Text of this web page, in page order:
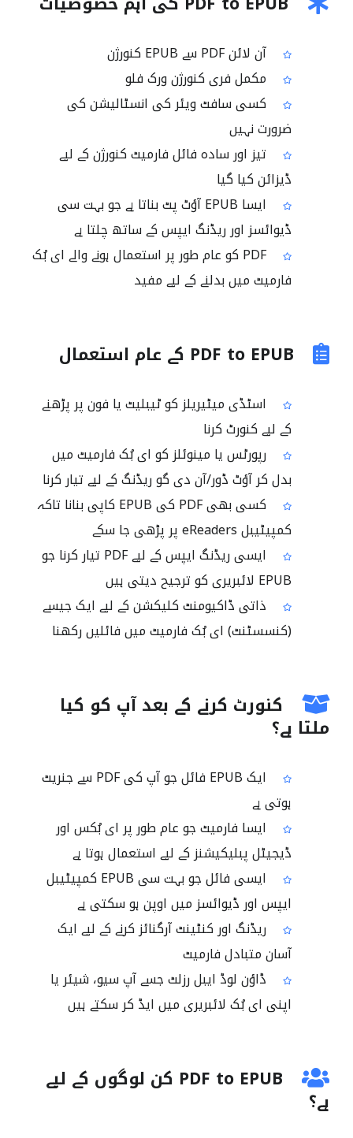
آن لائن PDF سے EPUB کنورژن
مکمل فری کنورژن ورک فلو
کسی سافٹ ویئر کی انسٹالیشن کی
ضرورت نہیں
تیز اور سادہ فائل فارمیٹ کنورژن کے لیے
ڈیزائن کیا گیا
ایسا EPUB آؤٹ پٹ بناتا ہے جو بہت سی
ڈیوائسز اور ریڈنگ ایپس کے ساتھ چلتا ہے
PDF کو عام طور پر استعمال ہونے والے ای بُک
فارمیٹ میں بدلنے کے لیے مفید
PDF to EPUB کے عام استعمال
اسٹڈی میٹیریلز کو ٹیبلیٹ یا فون پر پڑھنے
کے لیے کنورٹ کرنا
رپورٹس یا مینوئلز کو ای بُک فارمیٹ میں
بدل کر آؤٹ ڈور/آن دی گو ریڈنگ کے لیے تیار کرنا
کسی بھی PDF کی EPUB کاپی بنانا تاکہ
کمپیٹیبل eReaders پر پڑھی جا سکے
ایسی ریڈنگ ایپس کے لیے PDF تیار کرنا جو
EPUB لائبریری کو ترجیح دیتی ہیں
ذاتی ڈاکیومنٹ کلیکشن کے لیے ایک جیسے
(کنسسٹنٹ) ای بُک فارمیٹ میں فائلیں رکھنا
کنورٹ کرنے کے بعد آپ کو کیا
ملتا ہے؟
ایک EPUB فائل جو آپ کی PDF سے جنریٹ
ہوتی ہے
ایسا فارمیٹ جو عام طور پر ای بُکس اور
ڈیجیٹل پبلیکیشنز کے لیے استعمال ہوتا ہے
ایسی فائل جو بہت سی EPUB کمپیٹیبل
ایپس اور ڈیوائسز میں اوپن ہو سکتی ہے
ریڈنگ اور کنٹینٹ آرگنائز کرنے کے لیے ایک
آسان متبادل فارمیٹ
ڈاؤن لوڈ ایبل رزلٹ جسے آپ سیو، شیئر یا
اپنی ای بُک لائبریری میں ایڈ کر سکتے ہیں
PDF to EPUB کن لوگوں کے لیے
ہے؟